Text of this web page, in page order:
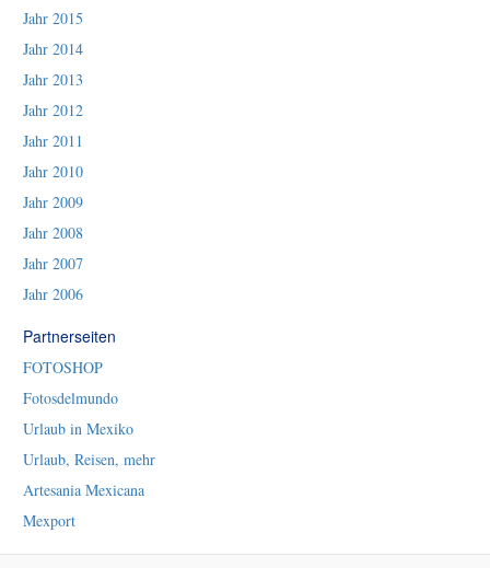
Jahr 2015
Jahr 2014
Jahr 2013
Jahr 2012
Jahr 2011
Jahr 2010
Jahr 2009
Jahr 2008
Jahr 2007
Jahr 2006
Partnerseiten
FOTOSHOP
Fotosdelmundo
Urlaub in Mexiko
Urlaub, Reisen, mehr
Artesania Mexicana
Mexport